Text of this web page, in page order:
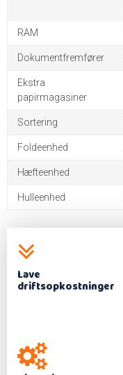
RAM
Dokumentfremfører
Ekstra
papirmagasiner
Sortering
Foldeenhed
Hæfteenhed
Hulleenhed
Lave
driftsopkostninger